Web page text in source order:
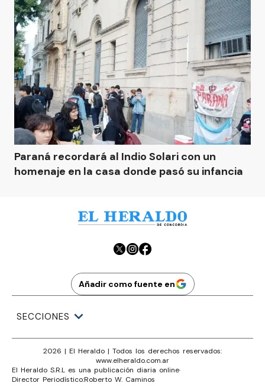
Paraná recordará al Indio Solari con un
homenaje en la casa donde pasó su infancia
Añadir como fuente en
SECCIONES
2026 | El Heraldo | Todos los derechos reservados:
www.elheraldo.com.ar
El Heraldo S.R.L es una publicación diaria online·
Director Periodístico:Roberto W. Caminos